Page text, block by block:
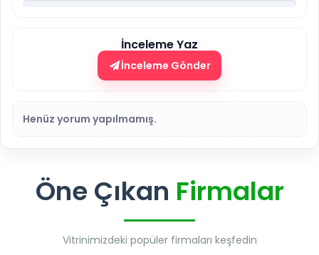
İnceleme Yaz
İnceleme Gönder
Henüz yorum yapılmamış.
Öne Çıkan Firmalar
Vitrinimizdeki popüler firmaları keşfedin